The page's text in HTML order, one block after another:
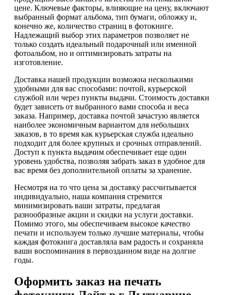
цене. Ключевые факторы, влияющие на цену, включают
выбранный формат альбома, тип бумаги, обложку и,
конечно же, количество страниц в фотокниге.
Надлежащий выбор этих параметров позволяет не
только создать идеальный подарочный или именной
фотоальбом, но и оптимизировать затраты на
изготовление.
Доставка нашей продукции возможна несколькими
удобными для вас способами: почтой, курьерской
службой или через пункты выдачи. Стоимость доставки
будет зависеть от выбранного вами способа и веса
заказа. Например, доставка почтой зачастую является
наиболее экономичным вариантом для небольших
заказов, в то время как курьерская служба идеально
подходит для более крупных и срочных отправлений.
Доступ к пункта выдачим обеспечивает еще один
уровень удобства, позволяя забрать заказ в удобное для
вас время без дополнительной оплаты за хранение.
Несмотря на то что цена за доставку рассчитывается
индивидуально, наша компания стремится
минимизировать ваши затраты, предлагая
разнообразные акции и скидки на услуги доставки.
Помимо этого, мы обеспечиваем высокое качество
печати и используем только лучшие материалы, чтобы
каждая фотокнига доставляла вам радость и сохраняла
ваши воспоминания в первозданном виде на долгие
годы.
Оформить заказ на печать